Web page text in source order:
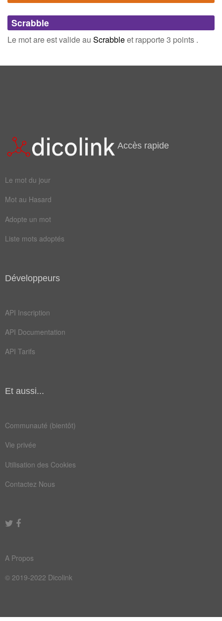
Mots avec la même signification
Mots liés par leur sémantique
superficie
Connectez-vous inscrivez-vous
Scrabble
Le mot are est valide au Scrabbleet rapporte 3 points .
Accès rapide
Le mot du jour
Mot au Hasard
Adopte un mot
Liste mots adoptés
Développeurs
API Inscription
API Documentation
API Tarifs
Et aussi...
Communauté (bientôt)
Vie privée
Utilisation des Cookies
Contactez Nous
A Propos
© 2019-2022 Dicolink